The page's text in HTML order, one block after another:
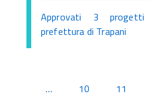
Approvati 3
prefettura di Trapani
… 10 11